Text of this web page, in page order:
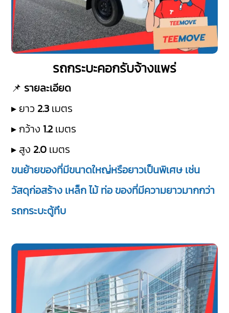
รถกระบะคอกรับจ้างแพร่
📌 รายละเอียด
▸ ยาว 2.3 เมตร
▸ กว้าง 1.2 เมตร
▸ สูง 2.0 เมตร
ขนย้ายของที่มีขนาดใหญ่หรือยาวเป็นพิเศษ เช่น
วัสดุก่อสร้าง เหล็ก ไม้ ท่อ ของที่มีความยาวมากกว่า
รถกระบะตู้ทึบ